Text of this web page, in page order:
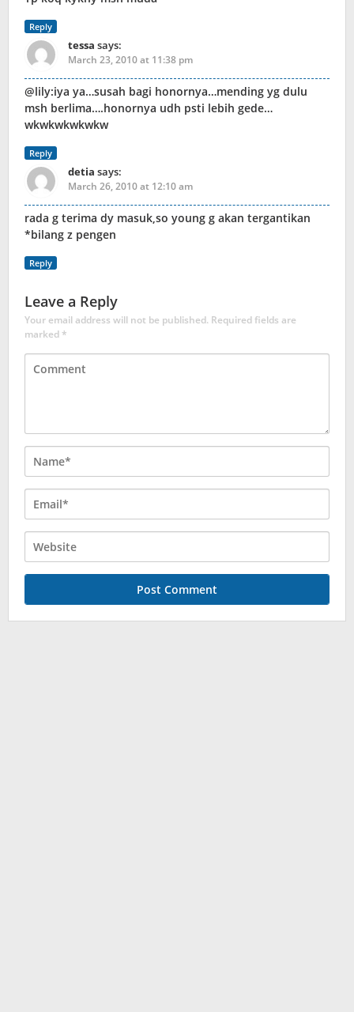
Reply
tessa says:
March 23, 2010 at 11:38 pm
@lily:iya ya…susah bagi honornya…mending yg dulu
msh berlima….honornya udh psti lebih gede…
wkwkwkwkwkw
Reply
detia says:
March 26, 2010 at 12:10 am
rada g terima dy masuk,so young g akan tergantikan
*bilang z pengen
Reply
Leave a Reply
Your email address will not be published. Required fields are
marked*